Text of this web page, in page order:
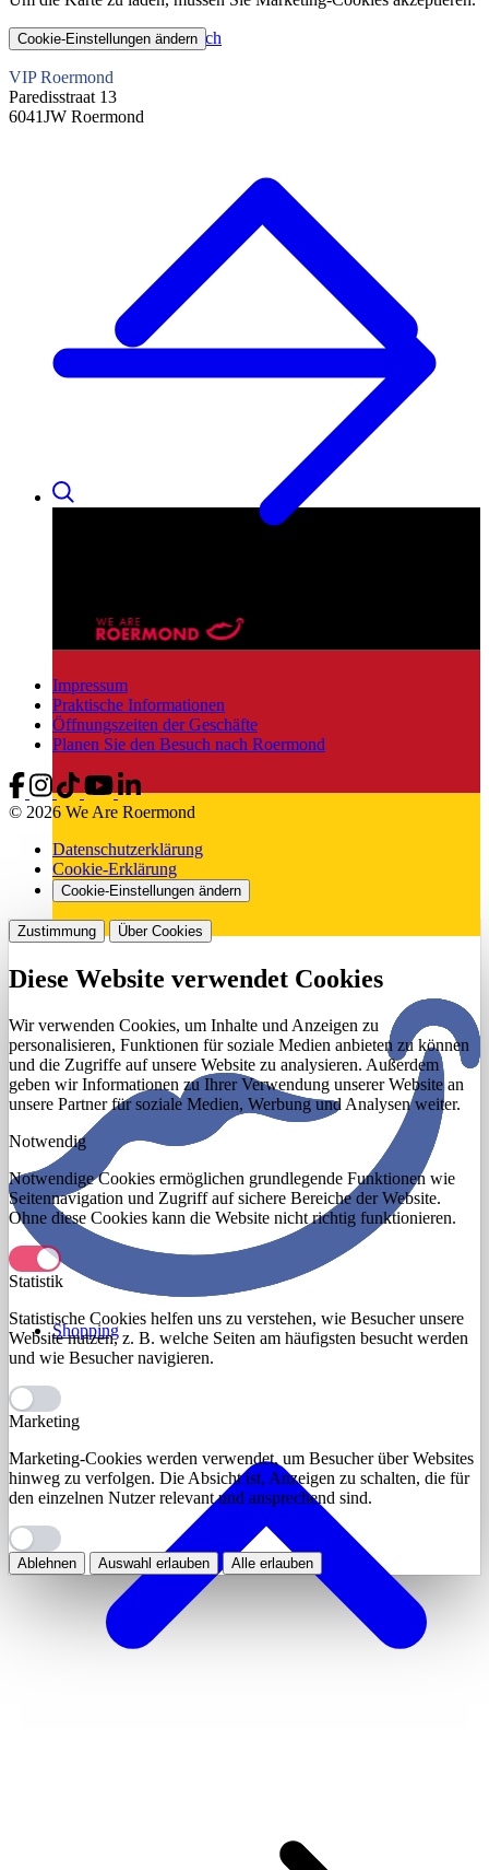
Planen Sie Ihren Besuch
Shopping
Cookie-Einstellungen ändern
VIP Roermond
Paredisstraat 13
6041JW Roermond
Impressum
Praktische Informationen
Öffnungszeiten der Geschäfte
Planen Sie den Besuch nach Roermond
© 2026 We Are Roermond
Datenschutzerklärung
Cookie-Erklärung
Cookie-Einstellungen ändern
Zustimmung Über Cookies
Diese Website verwendet Cookies
Wir verwenden Cookies, um Inhalte und Anzeigen zu
personalisieren, Funktionen für soziale Medien anbieten zu können
und die Zugriffe auf unsere Website zu analysieren. Außerdem
geben wir Informationen zu Ihrer Verwendung unserer Website an
unsere Partner für soziale Medien, Werbung und Analysen weiter.
Notwendig
Notwendige Cookies ermöglichen grundlegende Funktionen wie
Seitennavigation und Zugriff auf sichere Bereiche der Website.
Ohne diese Cookies kann die Website nicht richtig funktionieren.
Statistik
Statistische Cookies helfen uns zu verstehen, wie Besucher unsere
Website nutzen, z. B. welche Seiten am häufigsten besucht werden
und wie Besucher navigieren.
Marketing
Marketing-Cookies werden verwendet, um Besucher über Websites
hinweg zu verfolgen. Die Absicht ist, Anzeigen zu schalten, die für
den einzelnen Nutzer relevant und ansprechend sind.
Ablehnen Auswahl erlauben Alle erlauben